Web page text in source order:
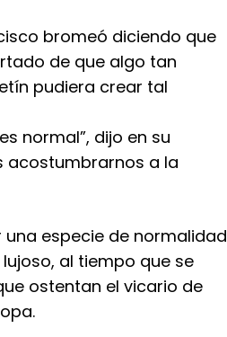
bromeó diciendo que
de que algo tan
pudiera crear tal
normal”, dijo en su
acostumbrarnos a la
especie de normalidad
al tiempo que se
ostentan el vicario de